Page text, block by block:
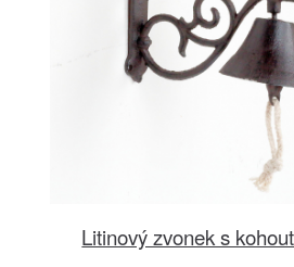
Litinový zvonek s